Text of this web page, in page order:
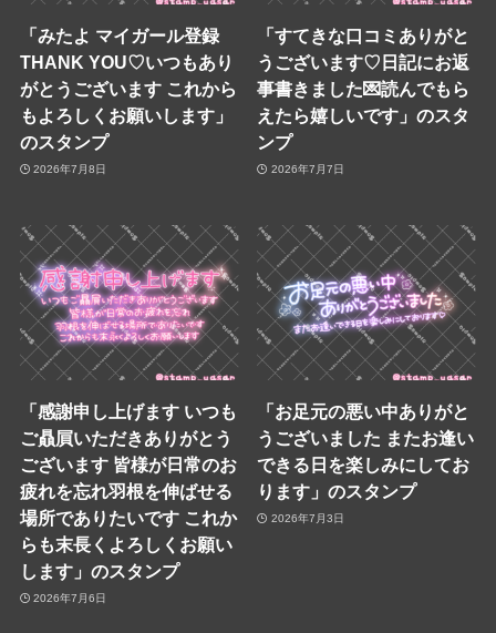
「みたよ マイガール登録
THANK YOU♡いつもあり
がとうございます これから
もよろしくお願いします」
のスタンプ
2026年7月8日
「すてきな口コミありがと
うございます♡日記にお返
事書きました💌読んでもら
えたら嬉しいです」のスタ
ンプ
2026年7月7日
「感謝申し上げます いつも
ご贔屓いただきありがとう
ございます 皆様が日常のお
疲れを忘れ羽根を伸ばせる
場所でありたいです これか
らも末長くよろしくお願い
します」のスタンプ
2026年7月6日
「お足元の悪い中ありがと
うございました またお逢い
できる日を楽しみにしてお
ります」のスタンプ
2026年7月3日